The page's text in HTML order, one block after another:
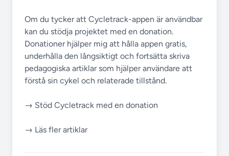
Om du tycker att Cycletrack-appen är användbar
kan du stödja projektet med en donation.
Donationer hjälper mig att hålla appen gratis,
underhålla den långsiktigt och fortsätta skriva
pedagogiska artiklar som hjälper användare att
förstå sin cykel och relaterade tillstånd.
→ Stöd Cycletrack med en donation
→ Läs fler artiklar